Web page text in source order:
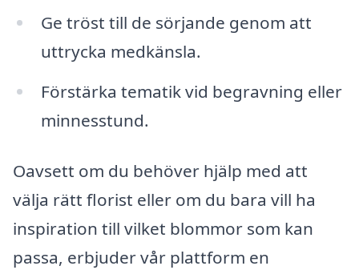
Ge tröst till de sörjande genom att
uttrycka medkänsla.
Förstärka tematik vid begravning eller
minnesstund.
Oavsett om du behöver hjälp med att
välja rätt florist eller om du bara vill ha
inspiration till vilket blommor som kan
passa, erbjuder vår plattform en